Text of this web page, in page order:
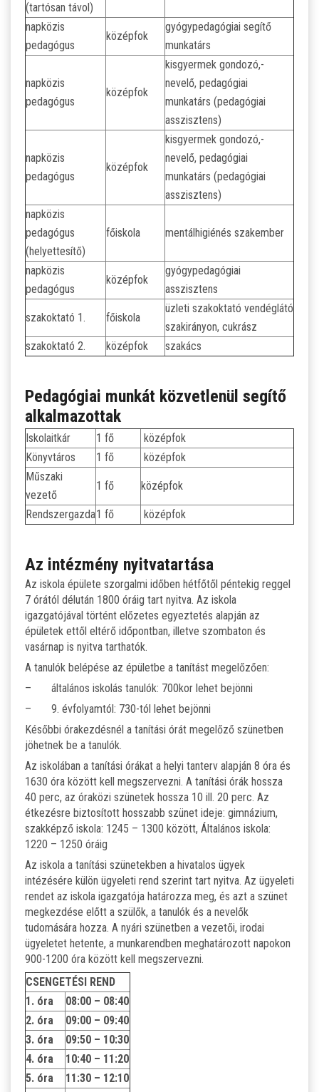
(tartósan távol)
napközis
pedagógus
középfok
gyógypedagógiai segítő
munkatárs
napközis
pedagógus
középfok
kisgyermek gondozó,-
nevelő, pedagógiai
munkatárs (pedagógiai
asszisztens)
napközis
pedagógus
középfok
kisgyermek gondozó,-
nevelő, pedagógiai
munkatárs (pedagógiai
asszisztens)
napközis
pedagógus
(helyettesítő)
főiskola mentálhigiénés szakember
napközis
pedagógus
középfok
gyógypedagógiai
asszisztens
szakoktató 1. főiskola
üzleti szakoktató vendéglátó
szakirányon, cukrász
szakoktató 2.
középfok szakács
Pedagógiai munkát közvetlenül segítő
alkalmazottak
Iskolaitkár 1 fő
középfok
Könyvtáros
1 fő
középfok
Műszaki
vezető
1 fő középfok
Rendszergazda1 fő középfok
Az intézmény nyitvatartása
Az iskola épülete szorgalmi időben hétfőtől péntekig reggel
7 órától délután 1800 óráig tart nyitva. Az iskola
igazgatójával történt előzetes egyeztetés alapján az
épületek ettől eltérő időpontban, illetve szombaton és
vasárnap is nyitva tarthatók.
A tanulók belépése az épületbe a tanítást megelőzően:
– általános iskolás tanulók: 700kor lehet bejönni
– 9. évfolyamtól: 730-tól lehet bejönni
Későbbi órakezdésnél a tanítási órát megelőző szünetben
jöhetnek be a tanulók.
Az iskolában a tanítási órákat a helyi tanterv alapján 8 óra és
1630 óra között kell megszervezni. A tanítási órák hossza
40 perc, az óraközi szünetek hossza 10 ill. 20 perc. Az
étkezésre biztosított hosszabb szünet ideje: gimnázium,
szakképző iskola: 1245 – 1300 között, Általános iskola:
1220 – 1250 óráig
Az iskola a tanítási szünetekben a hivatalos ügyek
intézésére külön ügyeleti rend szerint tart nyitva. Az ügyeleti
rendet az iskola igazgatója határozza meg, és azt a szünet
megkezdése előtt a szülők, a tanulók és a nevelők
tudomására hozza. A nyári szünetben a vezetői, irodai
ügyeletet hetente, a munkarendben meghatározott napokon
900-1200 óra között kell megszervezni.
CSENGETÉSI REND
1. óra
08:00 – 08:40
2. óra
09:00 – 09:40
3. óra
09:50 – 10:30
4. óra
10:40 – 11:20
5. óra
11:30 – 12:10